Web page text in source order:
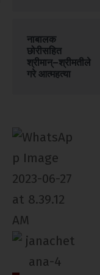
नाबालक
छोरीसहित
श्रीमान्–श्रीमतीले
गरे आत्महत्या